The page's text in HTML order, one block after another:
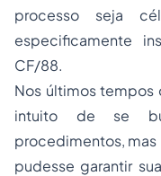
processo seja
especificamente
CF/88.
Nos últimos
intuito de se
procedimentos, mas
pudesse garantir